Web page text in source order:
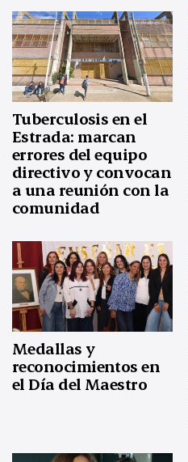
Tuberculosis en el
Estrada: marcan
errores del equipo
directivo y convocan
a una reunión con la
comunidad
Medallas y
reconocimientos en
el Día del Maestro